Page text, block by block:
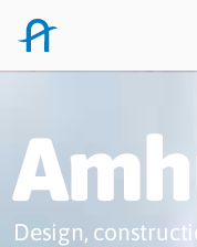
Design,